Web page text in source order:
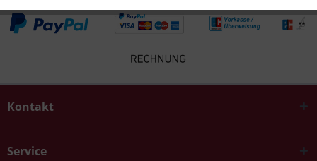
Kontakt
Service